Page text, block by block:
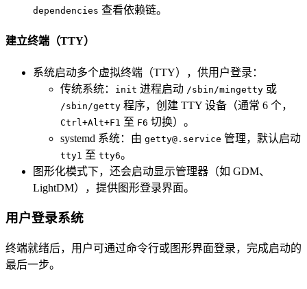
dependencies 查看依赖链。
建立终端（TTY）
系统启动多个虚拟终端（TTY），供用户登录：
传统系统：
init 进程启动 /sbin/mingetty 或
/sbin/getty 程序，创建 TTY 设备（通常 6 个，
Ctrl+Alt+F1 至 F6 切换）。
systemd 系统：由 getty@.service 管理，默认启动
tty1 至 tty6。
图形化模式下，还会启动显示管理器（如 GDM、
LightDM），提供图形登录界面。
用户登录系统
终端就绪后，用户可通过命令行或图形界面登录，完成启动的
最后一步。